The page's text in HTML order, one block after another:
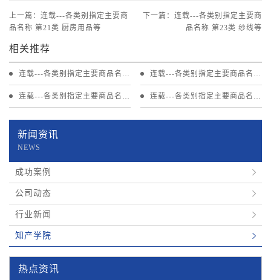
上一篇：连载---各类别指定主要商
品名称 第21类 厨房用品等
下一篇：连载---各类别指定主要商
品名称 第23类 纱线等
相关推荐
连载---各类别指定主要商品名称
第21类 厨房用品等
连载---各类别指定主要商品名称
第20类 家具等
连载---各类别指定主要商品名称 连载---各类别指定主要商品名称
新闻资讯
NEWS
成功案例
公司动态
行业新闻
知产学院
热点资讯